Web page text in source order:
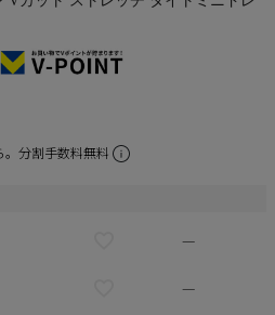
。分割手数料無料
—
—